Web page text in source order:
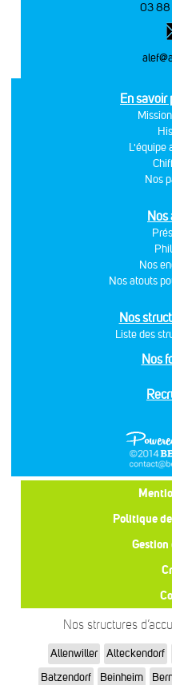
03 88
En savoir
L'équipe
Nos
Nos
Nos
Nos atouts
Nos
Liste des
Nos
Politique
Gestion
Nos structures
Allenwiller Alteckendorf
Batzendorf
Beinheim